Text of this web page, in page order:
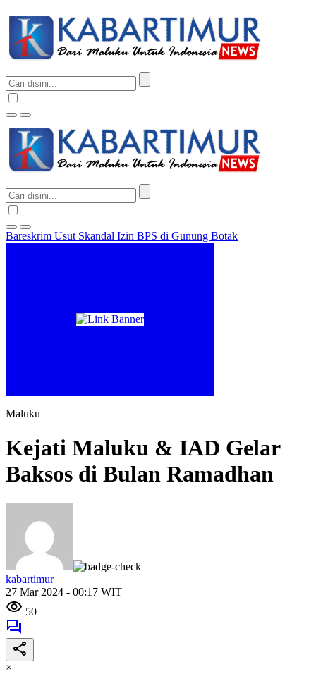
Bareskrim Usut Skandal Izin BPS di Gunung Botak
Maluku
Kejati Maluku & IAD Gelar
Baksos di Bulan Ramadhan
kabartimur
27 Mar 2024 - 00:17 WIT
50
×